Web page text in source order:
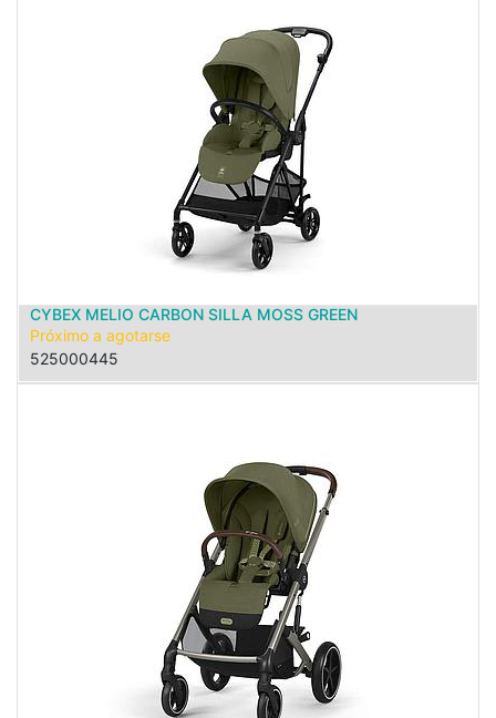
CYBEX MELIO CARBON SILLA MOSS GREEN
Próximo a agotarse
525000445